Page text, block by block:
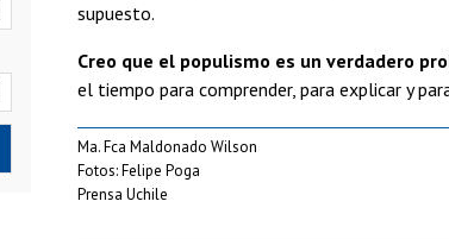
supuesto.
Creo que el populismo es un verdadero
el tiempo para comprender, para explicar y
Ma. Fca Maldonado Wilson
Fotos: Felipe Poga
Prensa Uchile